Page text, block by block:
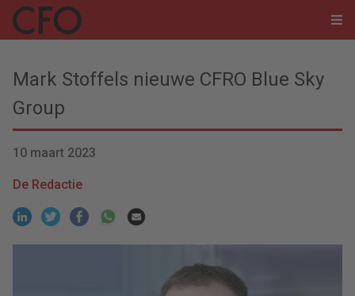
Mark Stoffels nieuwe CFRO Blue Sky
Group
10 maart 2023
De Redactie